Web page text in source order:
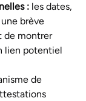
: les dates,
brève
de montrer
lien potentiel
de